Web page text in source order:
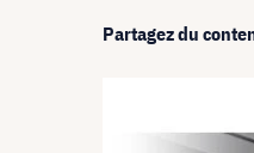
Partagez du